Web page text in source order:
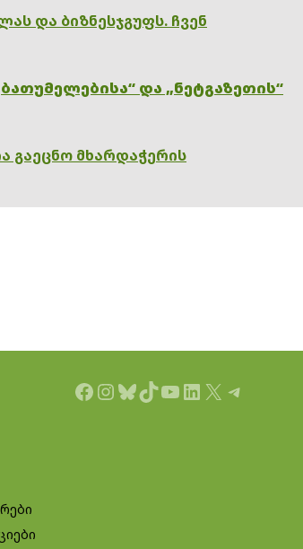
და ბიზნესჯგუფს. ჩვენ
და „ნეტგაზეთის“
გაეცნო მხარდაჭერის
Facebook
Instagram
Bluesky
TikTok
YouTube
LinkedIn
X Telegram